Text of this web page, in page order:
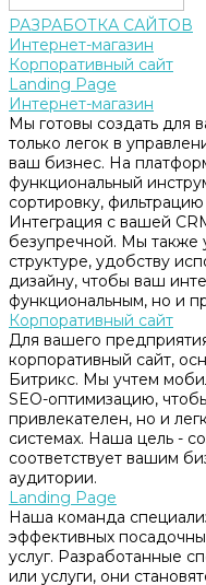
РАЗРАБОТКА САЙТОВ
Интернет-магазин
Корпоративный сайт
Landing Page
Интернет-магазин
Мы готовы создать для
только легок в
ваш бизнес. На
функциональный
сортировку,
Интеграция с вашей
безупречной. Мы также
структуре, удобству
дизайну, чтобы ваш
функциональным, но и
Корпоративный сайт
Для вашего
корпоративный сайт,
Битрикс. Мы учтем
SEO-оптимизацию,
привлекателен, но и
системах. Наша цель -
соответствует вашим
аудитории.
Landing Page
Наша команда
эффективных
услуг. Разработанные
или услуги, они